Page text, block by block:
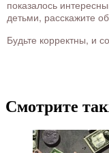
показалось
детьми, расскажите
Будьте корректны, и
Смотрите